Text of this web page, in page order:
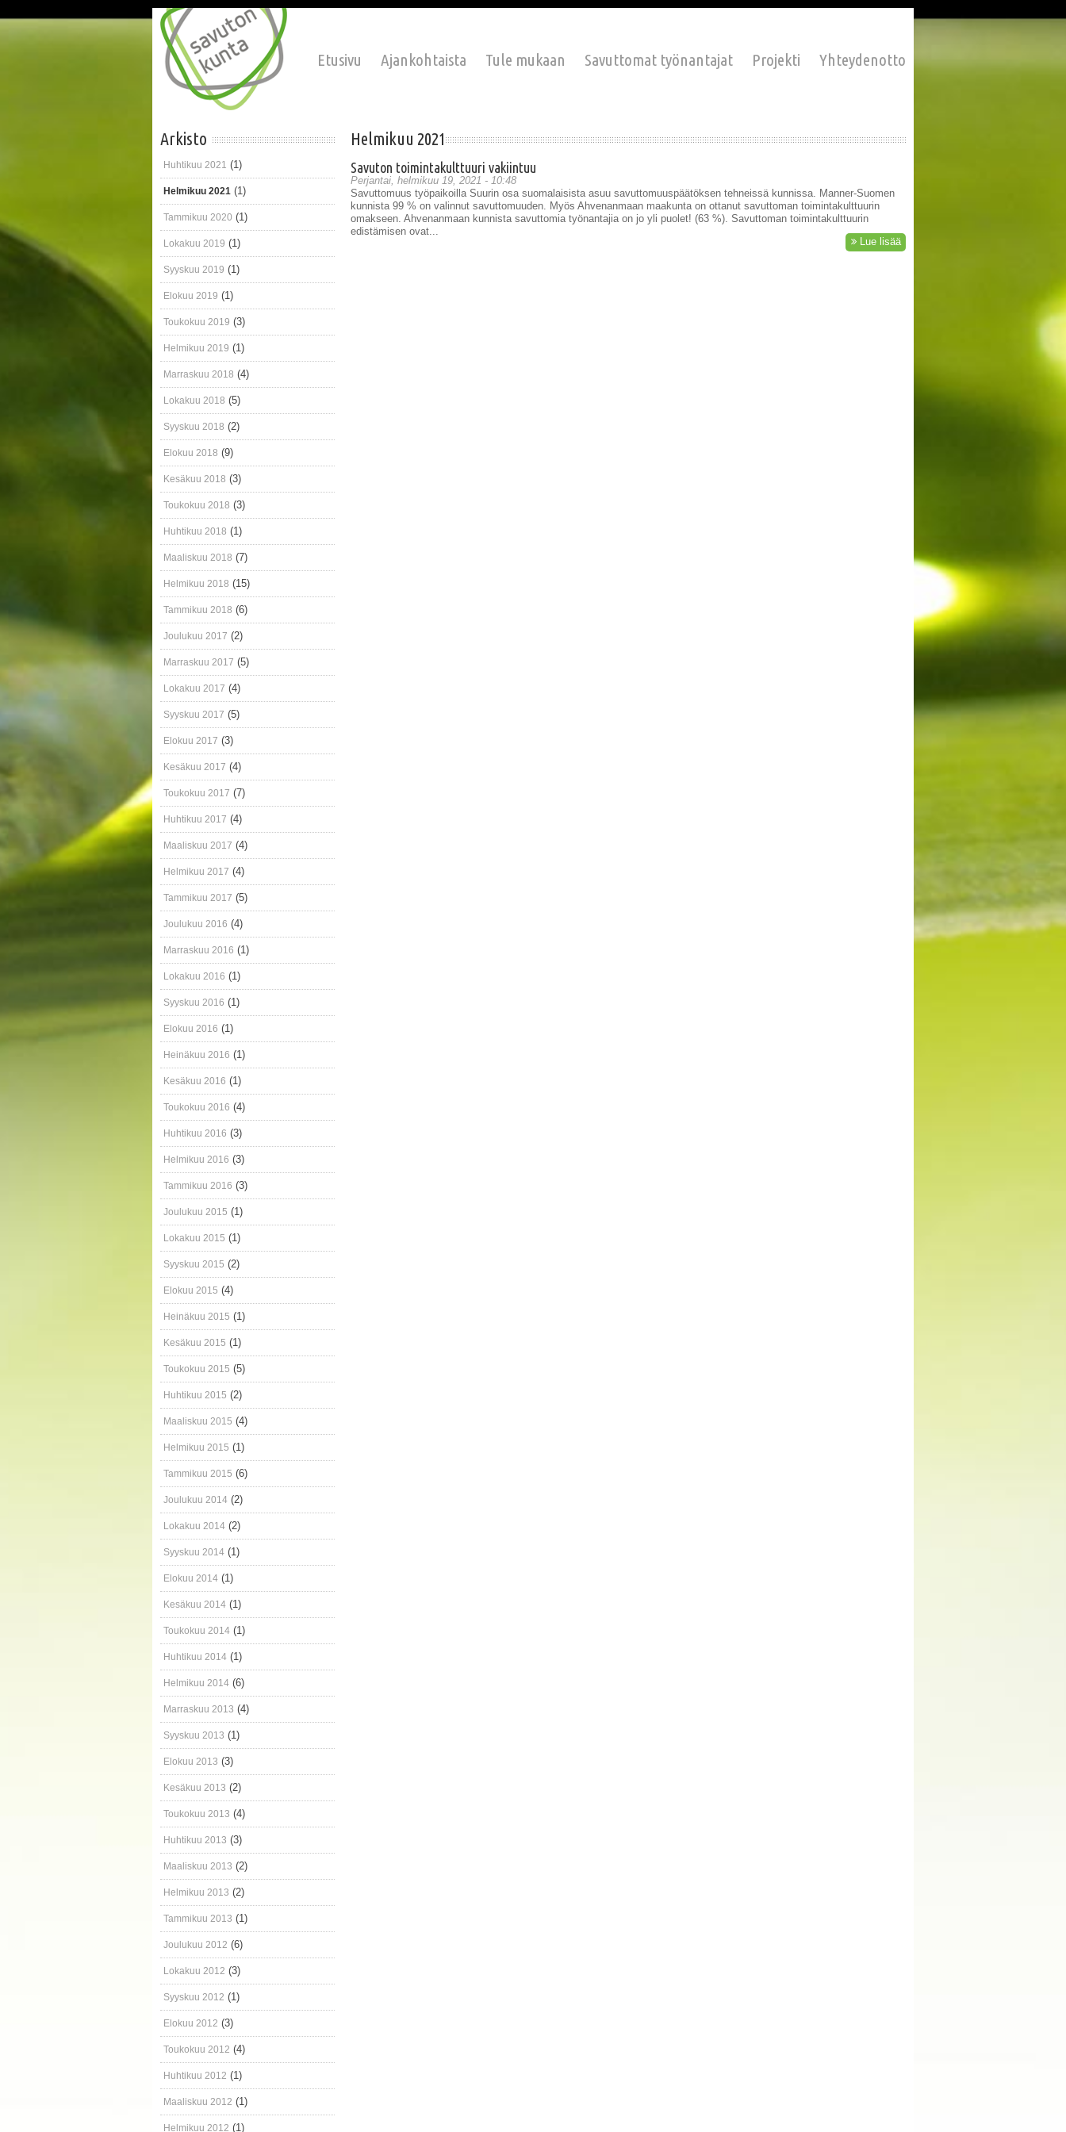
Etusivu Ajankohtaista Tule mukaan Savuttomat työnantajat Projekti Yhteydenotto
Arkisto
Huhtikuu 2021 (1)
Helmikuu 2021 (1)
Tammikuu 2020 (1)
Lokakuu 2019 (1)
Syyskuu 2019 (1)
Elokuu 2019 (1)
Toukokuu 2019 (3)
Helmikuu 2019 (1)
Marraskuu 2018 (4)
Lokakuu 2018 (5)
Syyskuu 2018 (2)
Elokuu 2018 (9)
Kesäkuu 2018 (3)
Toukokuu 2018 (3)
Huhtikuu 2018 (1)
Maaliskuu 2018 (7)
Helmikuu 2018 (15)
Tammikuu 2018 (6)
Joulukuu 2017 (2)
Marraskuu 2017 (5)
Lokakuu 2017 (4)
Syyskuu 2017 (5)
Elokuu 2017 (3)
Kesäkuu 2017 (4)
Toukokuu 2017 (7)
Huhtikuu 2017 (4)
Maaliskuu 2017 (4)
Helmikuu 2017 (4)
Tammikuu 2017 (5)
Joulukuu 2016 (4)
Marraskuu 2016 (1)
Lokakuu 2016 (1)
Syyskuu 2016 (1)
Elokuu 2016 (1)
Heinäkuu 2016 (1)
Kesäkuu 2016 (1)
Toukokuu 2016 (4)
Huhtikuu 2016 (3)
Helmikuu 2016 (3)
Tammikuu 2016 (3)
Joulukuu 2015 (1)
Lokakuu 2015 (1)
Syyskuu 2015 (2)
Elokuu 2015 (4)
Heinäkuu 2015 (1)
Kesäkuu 2015 (1)
Toukokuu 2015 (5)
Huhtikuu 2015 (2)
Maaliskuu 2015 (4)
Helmikuu 2015 (1)
Tammikuu 2015 (6)
Joulukuu 2014 (2)
Lokakuu 2014 (2)
Syyskuu 2014 (1)
Elokuu 2014 (1)
Kesäkuu 2014 (1)
Toukokuu 2014 (1)
Huhtikuu 2014 (1)
Helmikuu 2014 (6)
Marraskuu 2013 (4)
Syyskuu 2013 (1)
Elokuu 2013 (3)
Kesäkuu 2013 (2)
Toukokuu 2013 (4)
Huhtikuu 2013 (3)
Maaliskuu 2013 (2)
Helmikuu 2013 (2)
Tammikuu 2013 (1)
Joulukuu 2012 (6)
Lokakuu 2012 (3)
Syyskuu 2012 (1)
Elokuu 2012 (3)
Toukokuu 2012 (4)
Huhtikuu 2012 (1)
Maaliskuu 2012 (1)
Helmikuu 2012 (1)
Helmikuu 2021
Savuton toimintakulttuuri vakiintuu
Perjantai, helmikuu 19, 2021 - 10:48
Savuttomuus työpaikoilla Suurin osa suomalaisista asuu savuttomuuspäätöksen tehneissä kunnissa. Manner-Suomen
kunnista 99 % on valinnut savuttomuuden. Myös Ahvenanmaan maakunta on ottanut savuttoman toimintakulttuurin
omakseen. Ahvenanmaan kunnista savuttomia työnantajia on jo yli puolet! (63 %). Savuttoman toimintakulttuurin
edistämisen ovat...
Lue lisää